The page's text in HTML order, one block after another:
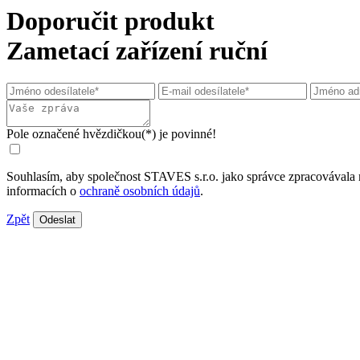
Doporučit produkt
Zametací zařízení ruční
Pole označené hvězdičkou(*) je povinné!
Souhlasím, aby společnost STAVES s.r.o. jako správce
informacích o ochraně osobních údajů.
Zpět Odeslat